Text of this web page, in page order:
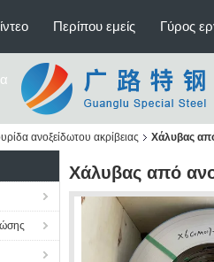
Περίπου εμείς Γύρος
ανοξείδωτου ακρίβειας Χάλυβας
Χάλυβας από